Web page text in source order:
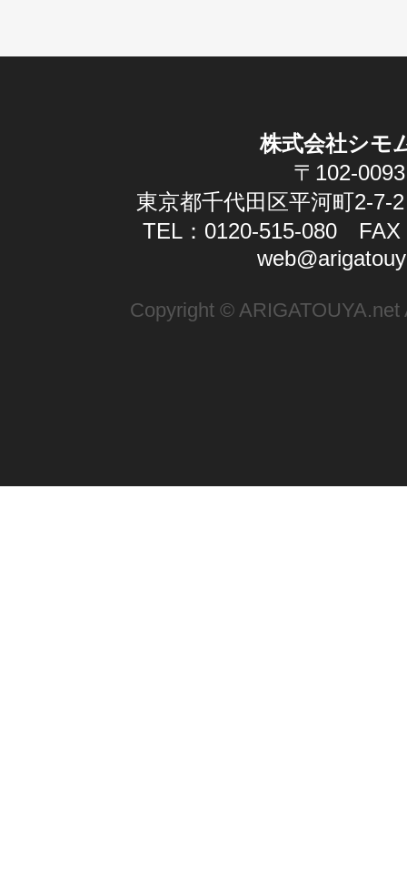
株式会社シモ
〒102-0093
東京都千代田区平河町2-7-
TEL：0120-515-080 FAX
Copyright ©